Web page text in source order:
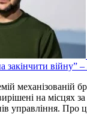
війну” –
механізованій
на місцях
управління. Про